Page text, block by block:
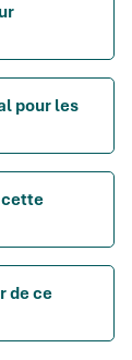
pour les
cette
de ce